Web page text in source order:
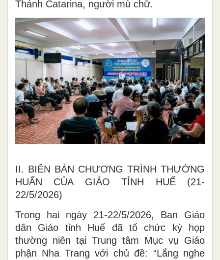
Thánh Catarina, người mù chữ.
II. BIÊN BẢN CHƯƠNG TRÌNH THƯỜNG
HUẤN CỦA GIÁO TỈNH HUẾ (21-
22/5/2026)
Trong hai ngày 21-22/5/2026, Ban Giáo
dân Giáo tỉnh Huế đã tổ chức kỳ họp
thường niên tại Trung tâm Mục vụ Giáo
phận Nha Trang với chủ đề: “Lắng nghe